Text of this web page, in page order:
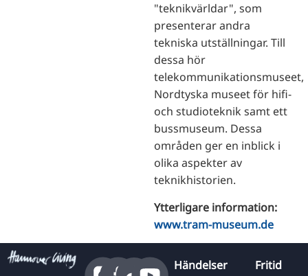
"teknikvärldar", som
presenterar andra
tekniska utställningar. Till
dessa hör
telekommunikationsmuseet,
Nordtyska museet för hifi-
och studioteknik samt ett
bussmuseum. Dessa
områden ger en inblick i
olika aspekter av
teknikhistorien.
Ytterligare information:
www.tram-museum.de
Händelser Fritid